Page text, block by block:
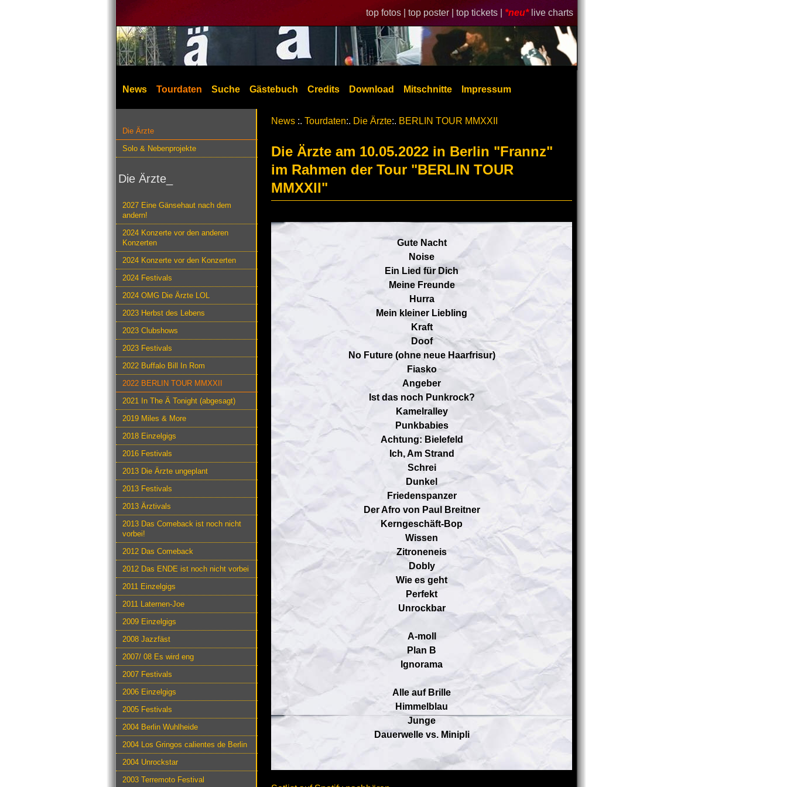
top fotos | top poster | top tickets | *neu* live charts
News Tourdaten Suche Gästebuch Credits Download Mitschnitte Impressum
Die Ärzte
Solo & Nebenprojekte
Die Ärzte_
2027 Eine Gänsehaut nach dem
andern!
2024 Konzerte vor den anderen
Konzerten
2024 Konzerte vor den Konzerten
2024 Festivals
2024 OMG Die Ärzte LOL
2023 Herbst des Lebens
2023 Clubshows
2023 Festivals
2022 Buffalo Bill In Rom
2022 BERLIN TOUR MMXXII
2021 In The Ä Tonight (abgesagt)
2019 Miles & More
2018 Einzelgigs
2016 Festivals
2013 Die Ärzte ungeplant
2013 Festivals
2013 Ärztivals
2013 Das Comeback ist noch nicht
vorbei!
2012 Das Comeback
2012 Das ENDE ist noch nicht vorbei
2011 Einzelgigs
2011 Laternen-Joe
2009 Einzelgigs
2008 Jazzfäst
2007/ 08 Es wird eng
2007 Festivals
2006 Einzelgigs
2005 Festivals
2004 Berlin Wuhlheide
2004 Los Gringos calientes de Berlin
2004 Unrockstar
2003 Terremoto Festival
News :. Tourdaten:. Die Ärzte:. BERLIN TOUR MMXXII
Die Ärzte am 10.05.2022 in Berlin "Frannz"
im Rahmen der Tour "BERLIN TOUR
MMXXII"
Gute Nacht
Noise
Ein Lied für Dich
Meine Freunde
Hurra
Mein kleiner Liebling
Kraft
Doof
No Future (ohne neue Haarfrisur)
Fiasko
Angeber
Ist das noch Punkrock?
Kamelralley
Punkbabies
Achtung: Bielefeld
Ich, Am Strand
Schrei
Dunkel
Friedenspanzer
Der Afro von Paul Breitner
Kerngeschäft-Bop
Wissen
Zitroneneis
Dobly
Wie es geht
Perfekt
Unrockbar
A-moll
Plan B
Ignorama
Alle auf Brille
Himmelblau
Junge
Dauerwelle vs. Minipli